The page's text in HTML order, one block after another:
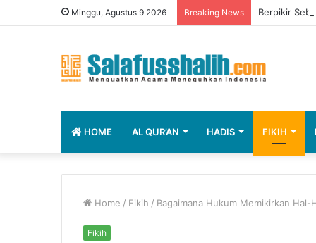
Minggu, Agustus 9 2026 Breaking News Berpikir
HOME AL QUR’AN HADIS FIKIH
Home / Fikih / Bagaimana Hukum Memikirkan Hal-
Fikih